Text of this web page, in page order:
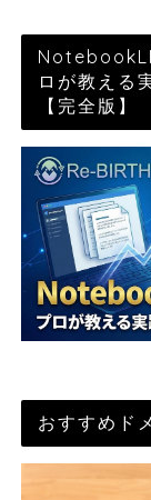
ロが教える
【完全版】
おすすめド